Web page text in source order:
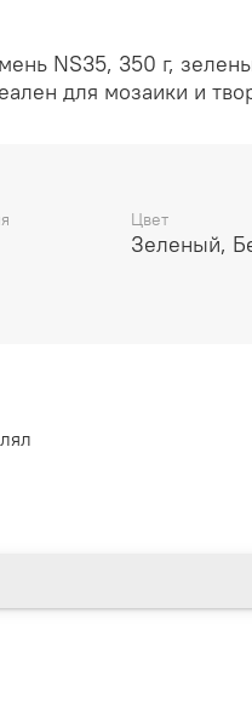
NS35, 350 г,
для мозаики и
Цвет
Зеленый,